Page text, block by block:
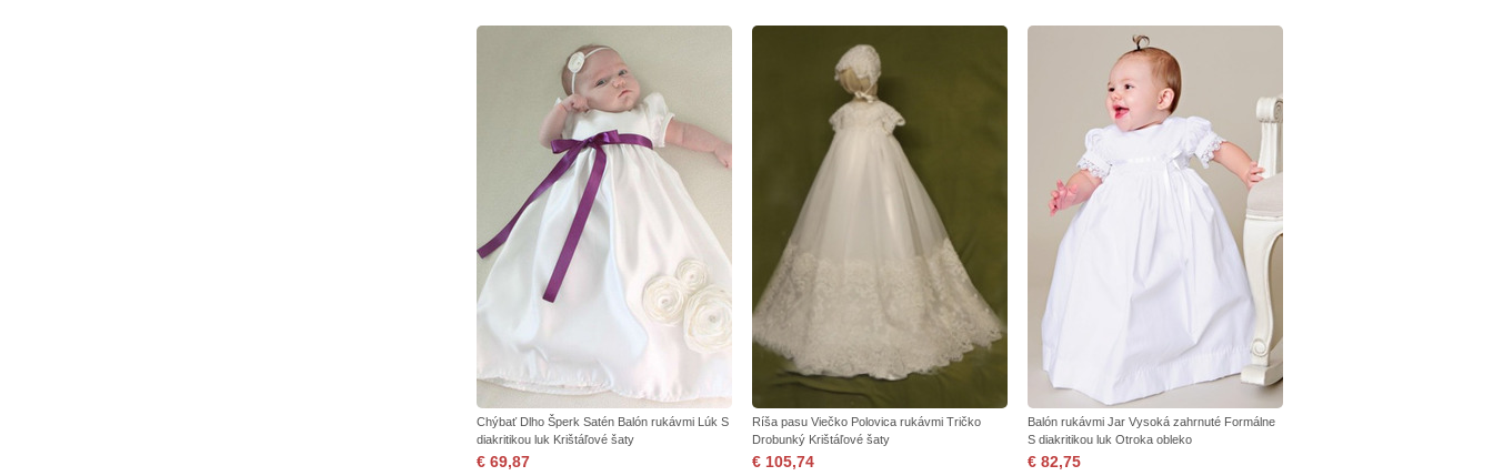
Chýbať Dlho Šperk Satén Balón rukávmi Lúk S
diakritikou luk Krištáľové šaty
€ 69,87
Ríša pasu Viečko Polovica rukávmi Tričko
Drobunký Krištáľové šaty
€ 105,74
Balón rukávmi Jar Vysoká zahrnuté Formálne
S diakritikou luk Otroka obleko
€ 82,75